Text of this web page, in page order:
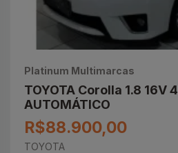
Platinum Multimarcas
TOYOTA Corolla 1.8 16V
AUTOMÁTICO
R$88.900,00
TOYOTA